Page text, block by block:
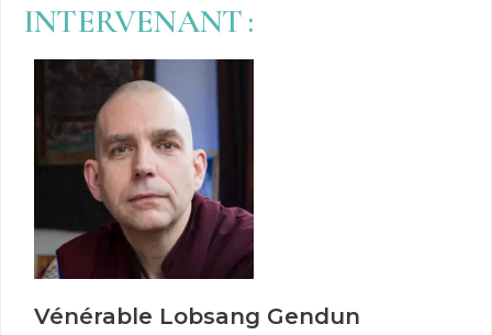
INTERVENANT :
Vénérable Lobsang Gendun